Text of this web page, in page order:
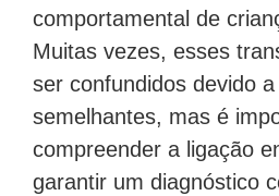
comportamental de
Muitas vezes, esses
ser confundidos devido
semelhantes, mas é
compreender a ligação
garantir um diagnóstico